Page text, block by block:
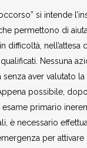
si intende
permettono di
difficoltà, nell’attesa
Nessuna
senza aver valutato la
possibile,
primario
è necessario
per attivare